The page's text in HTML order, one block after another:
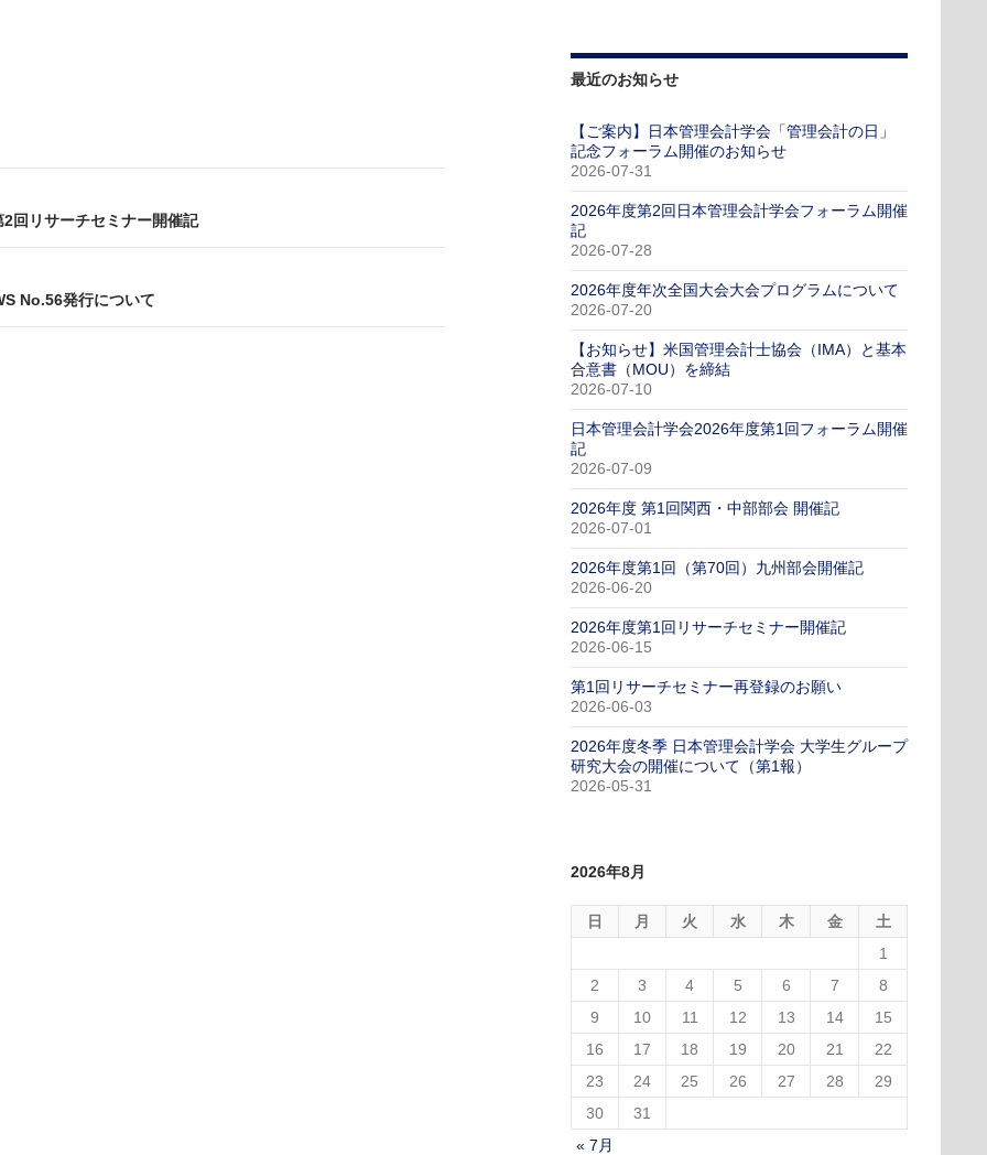
回リサーチセミナー開催記
No.56発行について
最近のお知らせ
【ご案内】日本管理会計学会「管理会計の日」
記念フォーラム開催のお知らせ
2026-07-31
2026年度第2回日本管理会計学会フォーラム開催
記
2026-07-28
2026年度年次全国大会大会プログラムについて
2026-07-20
【お知らせ】米国管理会計士協会（IMA）と基本
合意書（MOU）を締結
2026-07-10
日本管理会計学会2026年度第1回フォーラム開催
記
2026-07-09
2026年度 第1回関西・中部部会 開催記
2026-07-01
2026年度第1回（第70回）九州部会開催記
2026-06-20
2026年度第1回リサーチセミナー開催記
2026-06-15
第1回リサーチセミナー再登録のお願い
2026-06-03
2026年度冬季 日本管理会計学会 大学生グループ
研究大会の開催について（第1報）
2026-05-31
2026年8月
日 月 火 水 木 金
土
1
2
3 4 5 6 7
8
9
10 11 12 13 14
15
16
17 18 19 20 21
22
23
24 25 26 27 28
29
30
31
« 7月